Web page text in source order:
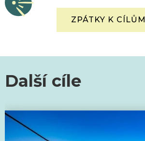
ZPÁTKY K CÍLŮM
Další cíle